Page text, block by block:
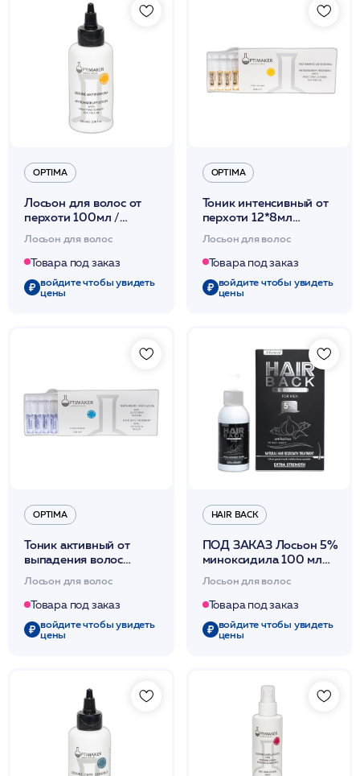
OPTIMA
Лосьон для волос от
перхоти 100мл /
Lozione Antiforfora
/Optima*
Лосьон для волос
Товара под заказ
войдите чтобы увидеть
цены
OPTIMA
Тоник интенсивный от
перхоти 12*8мл
/Trattamento
Antiforfora /Optima*
Лосьон для волос
Товара под заказ
войдите чтобы увидеть
цены
OPTIMA
Тоник активный от
выпадения волос
12*8мл /Trattamento
Anticaduta /Optima*
Лосьон для волос
Товара под заказ
войдите чтобы увидеть
цены
HAIR BACK
ПОД ЗАКАЗ Лосьон 5%
миноксидила 100 мл
/Hair Back
Лосьон для волос
Товара под заказ
войдите чтобы увидеть
цены